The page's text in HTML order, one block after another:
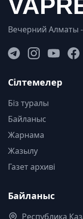
Вечерний Алматы
Сілтемелер
Біз туралы
Байланыс
Жарнама
Жазылу
Газет архиві
Байланыс
Республика